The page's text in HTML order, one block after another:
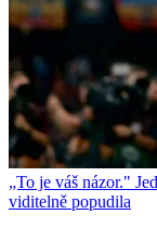
„To je váš názor."
viditelně popudila